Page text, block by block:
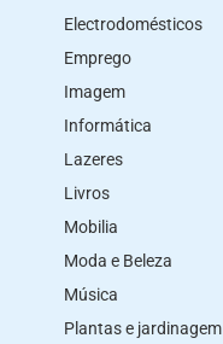
Electrodomésticos
Emprego
Imagem
Informática
Lazeres
Livros
Mobilia
Moda e Beleza
Música
Plantas e jardinagem